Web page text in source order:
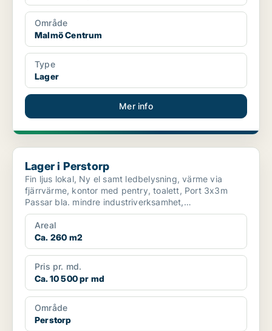
Område
Malmö Centrum
Type
Lager
Mer info
Lager i Perstorp
Lager i Perstorp
Fin ljus lokal, Ny el samt ledbelysning, värme via
fjärrvärme, kontor med pentry, toalett, Port 3x3m
Passar bla. mindre industriverksamhet,
nätförsäljning...
Areal
Ca. 260 m2
Pris pr. md.
Ca. 10 500 pr md
Område
Perstorp